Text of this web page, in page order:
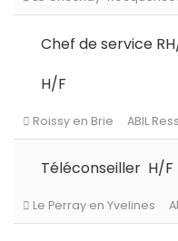
Le Chesnay-
Chef de service
H/F
Roissy en Brie ABIL
Téléconseiller H/F